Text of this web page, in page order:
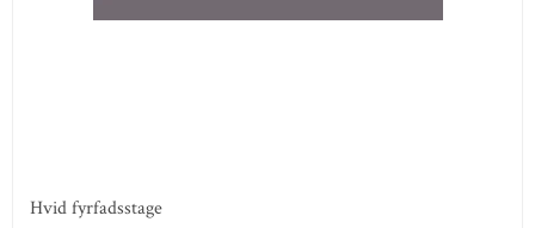
Hvid fyrfadsstage